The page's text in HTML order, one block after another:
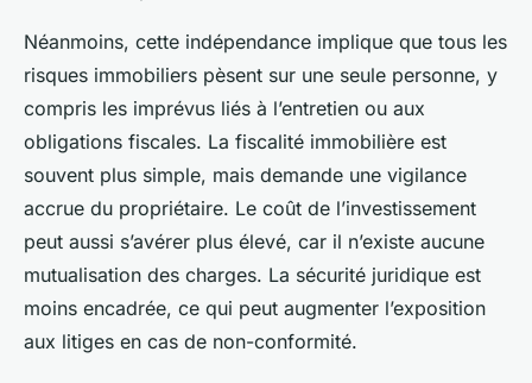
Néanmoins, cette indépendance implique que tous les
risques immobiliers pèsent sur une seule personne, y
compris les imprévus liés à l’entretien ou aux
obligations fiscales. La fiscalité immobilière est
souvent plus simple, mais demande une vigilance
accrue du propriétaire. Le coût de l’investissement
peut aussi s’avérer plus élevé, car il n’existe aucune
mutualisation des charges. La sécurité juridique est
moins encadrée, ce qui peut augmenter l’exposition
aux litiges en cas de non-conformité.